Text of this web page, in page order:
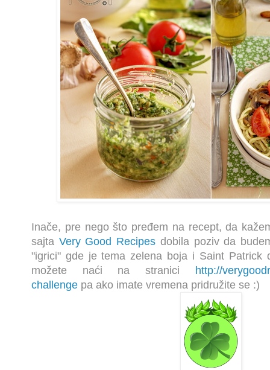
Inače, pre nego što pređem na recept, da
sajta Very Good Recipes dobila poziv da
"igrici" gde je tema zelena boja i Saint Patrick
možete naći na stranici http://
challenge pa ako imate vremena pridružite se :)